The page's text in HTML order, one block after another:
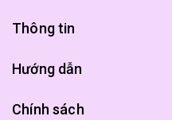
Thông tin
Hướng dẫn
Chính sách